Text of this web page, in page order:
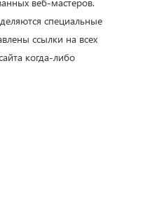
специальные
ссылки на всех
когда-либо